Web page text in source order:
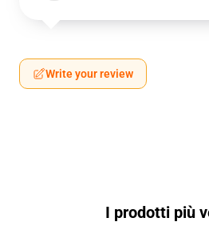
Write your review
I prodotti più